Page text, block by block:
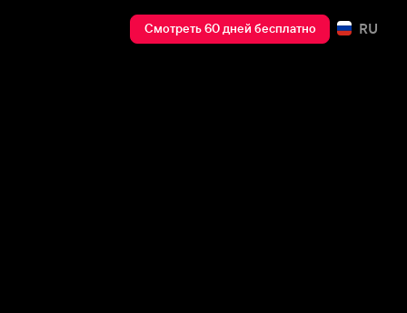
Смотреть 60 дней бесплатно RU